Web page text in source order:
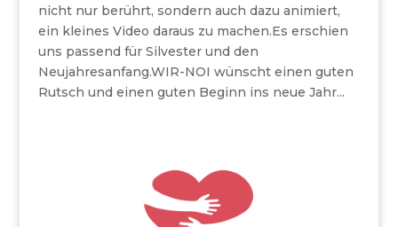
nicht nur berührt, sondern auch dazu animiert,
ein kleines Video daraus zu machen.Es erschien
uns passend für Silvester und den
Neujahresanfang.WIR-NOI wünscht einen guten
Rutsch und einen guten Beginn ins neue Jahr...